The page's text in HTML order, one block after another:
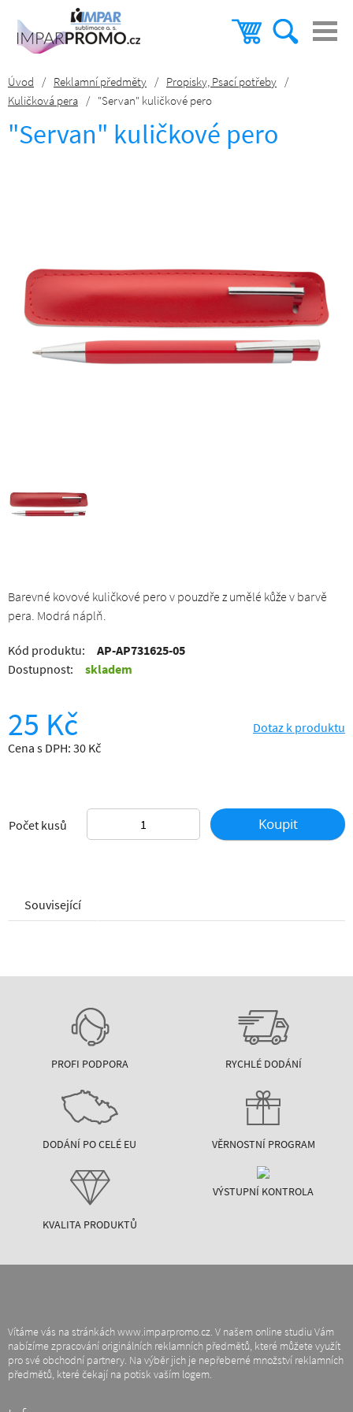
Úvod / Reklamní předměty / Propisky, Psací potřeby /
Kuličková pera / "Servan" kuličkové pero
"Servan" kuličkové pero
Barevné kovové kuličkové pero v pouzdře z umělé kůže v barvě
pera. Modrá náplň.
Kód produktu:
AP-AP731625-05
Dostupnost:
skladem
25 Kč
Cena s DPH: 30 Kč
Dotaz k produktu
Počet kusů Koupit
Související
PROFI PODPORA RYCHLÉ DODÁNÍ
DODÁNÍ PO CELÉ EU VĚRNOSTNÍ PROGRAM
KVALITA PRODUKTŮ
VÝSTUPNÍ KONTROLA
Vítáme vás na stránkách www.imparpromo.cz. V našem online studiu Vám
nabízíme zpracování originálních reklamních předmětů, které můžete využít
pro své obchodní partnery. Na výběr jich je nepřeberné množství reklamních
předmětů, které čekají na potisk vaším logem.